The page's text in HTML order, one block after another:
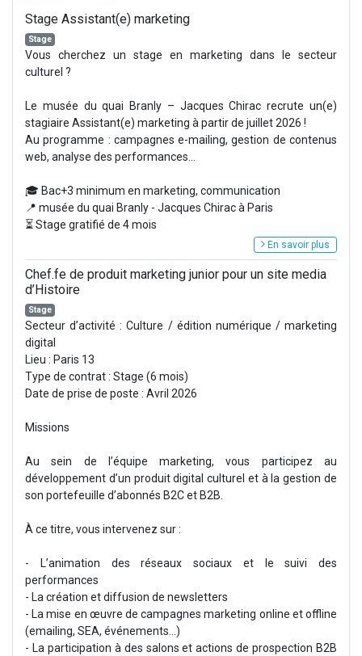
Stage Assistant(e) marketing
Stage
Vous cherchez un stage en marketing dans le secteur
culturel ?
Le musée du quai Branly – Jacques Chirac recrute un(e)
stagiaire Assistant(e) marketing à partir de juillet 2026 !
Au programme : campagnes e-mailing, gestion de contenus
web, analyse des performances...
🎓 Bac+3 minimum en marketing, communication
📍 musée du quai Branly - Jacques Chirac à Paris
⏳ Stage gratifié de 4 mois
En savoir plus
Chef.fe de produit marketing junior pour un site media
d’Histoire
Stage
Secteur d’activité : Culture / édition numérique / marketing
digital
Lieu : Paris 13
Type de contrat : Stage (6 mois)
Date de prise de poste : Avril 2026
Missions
Au sein de l’équipe marketing, vous participez au
développement d’un produit digital culturel et à la gestion de
son portefeuille d’abonnés B2C et B2B.
À ce titre, vous intervenez sur :
- L’animation des réseaux sociaux et le suivi des
performances
- La création et diffusion de newsletters
- La mise en œuvre de campagnes marketing online et offline
(emailing, SEA, événements…)
- La participation à des salons et actions de prospection B2B